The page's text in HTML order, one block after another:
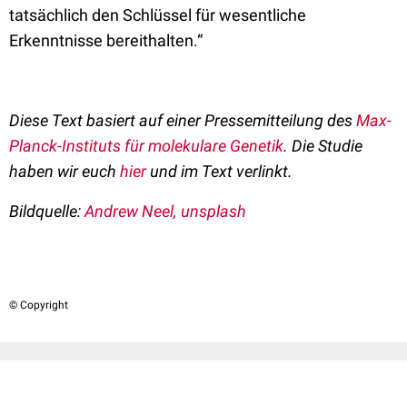
tatsächlich den Schlüssel für wesentliche
Erkenntnisse bereithalten.“
Diese Text basiert auf einer Pressemitteilung desMax-
Planck-Instituts für molekulare Genetik. Die Studie
haben wir euch hierund im Text verlinkt.
Bildquelle:Andrew Neel, unsplash
© Copyright